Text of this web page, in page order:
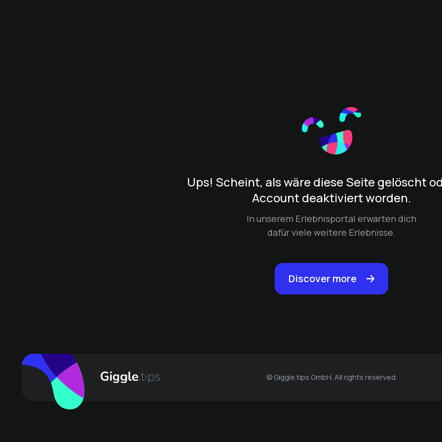
Ups! Scheint, als wäre diese Seite gelöscht
Account deaktiviert worden.
In unserem Erlebnisportal erwarten dich
dafür viele weitere Erlebnisse.
Discover more
© Giggle.tips GmbH. All rights reserved.